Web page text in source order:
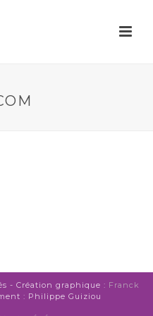
- Création graphique : Franck
: Philippe Guiziou